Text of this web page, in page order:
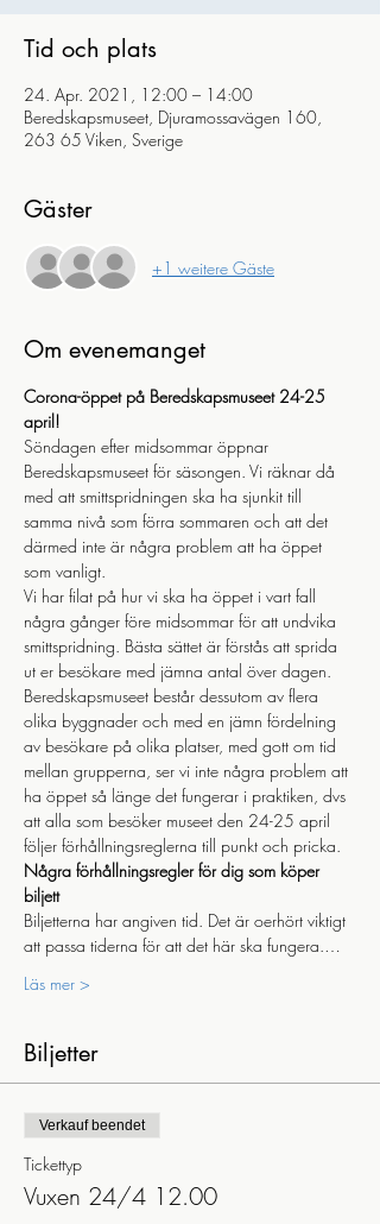
Tid och plats
24. Apr. 2021, 12:00 – 14:00
Beredskapsmuseet, Djuramossavägen 160,
263 65 Viken, Sverige
Gäster
+1 weitere Gäste
Om evenemanget
Corona-öppet på Beredskapsmuseet 24-25
april!
Söndagen efter midsommar öppnar
Beredskapsmuseet för säsongen. Vi räknar då
med att smittspridningen ska ha sjunkit till
samma nivå som förra sommaren och att det
därmed inte är några problem att ha öppet
som vanligt.
Vi har filat på hur vi ska ha öppet i vart fall
några gånger före midsommar för att undvika
smittspridning. Bästa sättet är förstås att sprida
ut er besökare med jämna antal över dagen.
Beredskapsmuseet består dessutom av flera
olika byggnader och med en jämn fördelning
av besökare på olika platser, med gott om tid
mellan grupperna, ser vi inte några problem att
ha öppet så länge det fungerar i praktiken, dvs
att alla som besöker museet den 24-25 april
följer förhållningsreglerna till punkt och pricka.
Några förhållningsregler för dig som köper
biljett
Biljetterna har angiven tid. Det är oerhört viktigt
att passa tiderna för att det här ska fungera.…
Läs mer >
Biljetter
Verkauf beendet
Tickettyp
Vuxen 24/4 12.00